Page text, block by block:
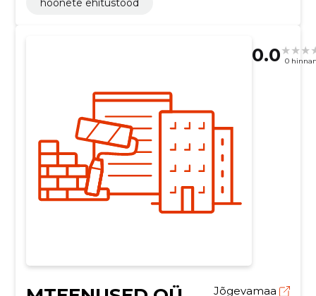
hoonete ehitustööd
0.0 0
Jõgevamaa